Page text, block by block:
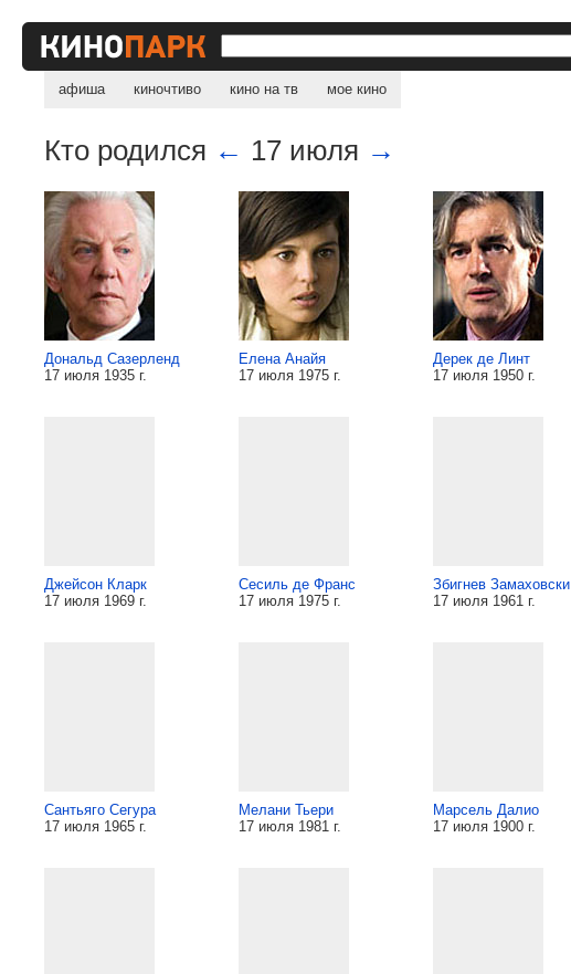
афиша киночтиво кино на тв мое кино
Кто родился ← 17 июля →
Дональд Сазерленд
17 июля 1935 г.
Елена Анайя
17 июля 1975 г.
Дерек де Линт
17 июля 1950 г.
Джейсон Кларк
17 июля 1969 г.
Сесиль де Франс
17 июля 1975 г.
Збигнев Замаховски
17 июля 1961 г.
Сантьяго Сегура
17 июля 1965 г.
Мелани Тьери
17 июля 1981 г.
Марсель Далио
17 июля 1900 г.